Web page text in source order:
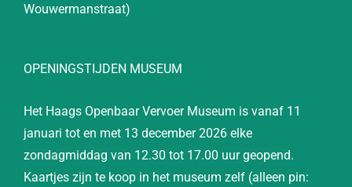
Wouwermanstraat)
OPENINGSTIJDEN MUSEUM
Het Haags Openbaar Vervoer Museum is vanaf 11
januari tot en met 13 december 2026 elke
zondagmiddag van 12.30 tot 17.00 uur geopend.
Kaartjes zijn te koop in het museum zelf (alleen pin: